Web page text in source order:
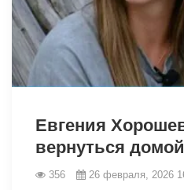
Евгения
вернуться
356 26 февраля, 2026